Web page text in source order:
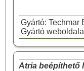
Gyártó: Techmar
Gyártó
Atria beépíthető